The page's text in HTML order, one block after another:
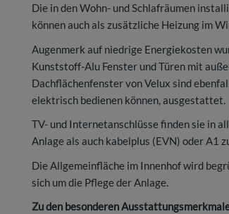
Die in den Wohn- und Schlafräumen
können auch als zusätzliche Heizung im
Augenmerk auf niedrige Energiekosten
Kunststoff-Alu Fenster und Türen mit
Dachflächenfenster von Velux sind
elektrisch bedienen können, ausgestattet.
TV- und Internetanschlüsse finden sie in
Anlage als auch kabelplus (EVN) oder A1
Die Allgemeinfläche im Innenhof wird
sich um die Pflege der Anlage.
Zu den besonderen